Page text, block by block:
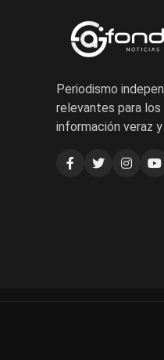
Periodismo
relevantes para
información veraz